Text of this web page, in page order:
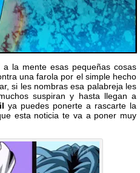
a la mente esas pequeñas cosas
una farola por el simple hecho
si les nombras esa palabreja les
suspiran y hasta llegan a
ya puedes ponerte a rascarte la
esta noticia te va a poner muy